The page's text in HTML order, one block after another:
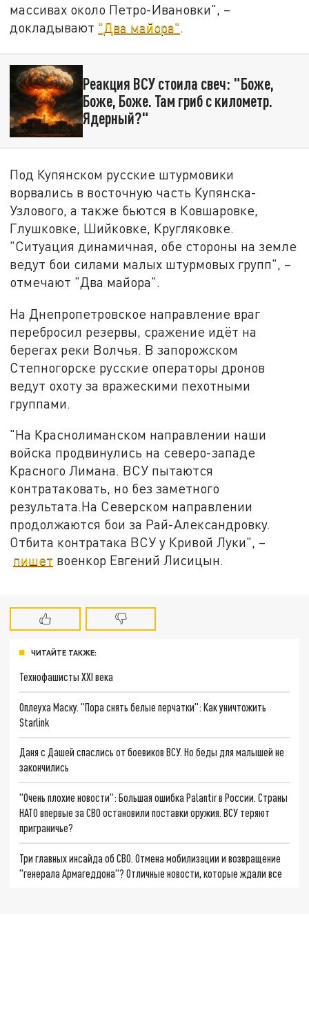
массивах около Петро-Ивановки", –
докладывают "Два майора"
Реакция ВСУ стоила свеч: "Боже,
Боже, Боже. Там гриб с километр.
Ядерный?"
Под Купянском русские штурмовики
ворвались в восточную часть Купянска-
Узлового, а также бьются в Ковшаровке,
Глушковке, Шийковке, Кругляковке.
"Ситуация динамичная, обе стороны на земле
ведут бои силами малых штурмовых групп", –
отмечают "Два майора".
На Днепропетровское направление враг
перебросил резервы, сражение идёт на
берегах реки Волчья. В запорожском
Степногорске русские операторы дронов
ведут охоту за вражескими пехотными
группами.
"На Краснолиманском направлении наши
войска продвинулись на северо-западе
Красного Лимана. ВСУ пытаются
контратаковать, но без заметного
результата.На Северском направлении
продолжаются бои за Рай-Александровку.
Отбита контратака ВСУ у Кривой Луки", –
пишет военкор Евгений Лисицын.
ЧИТАЙТЕ ТАКЖЕ:
Технофашисты XXI века
Оплеуха Маску. "Пора снять белые перчатки": Как уничтожить
Starlink
Даня с Дашей спаслись от боевиков ВСУ. Но беды для малышей не
закончились
"Очень плохие новости": Большая ошибка Palantir в России. Страны
НАТО впервые за СВО остановили поставки оружия. ВСУ теряют
приграничье?
Три главных инсайда об СВО. Отмена мобилизации и возвращение
"генерала Армагеддона"? Отличные новости, которые ждали все